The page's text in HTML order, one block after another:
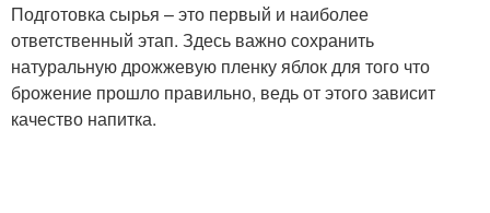
Подготовка сырья – это первый и наиболее
ответственный этап. Здесь важно сохранить
натуральную дрожжевую пленку яблок для того что
брожение прошло правильно, ведь от этого зависит
качество напитка.